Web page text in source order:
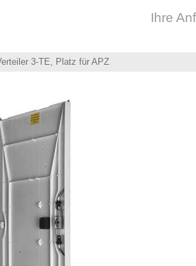
Ihre
3-TE, Platz für APZ